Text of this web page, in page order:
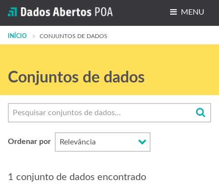
MENU
Conjuntos de dados
Grupos
Sobre
INÍCIO CONJUNTOS DE DADOS
Conjuntos de dados
Ordenar por
1 conjunto de dados encontrado